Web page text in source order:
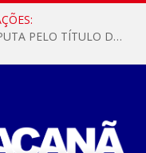
MARACANÃ SAI NA FRENTE NA DISPUTA PELO TÍTULO DA COPA PARÁ SUB-17!